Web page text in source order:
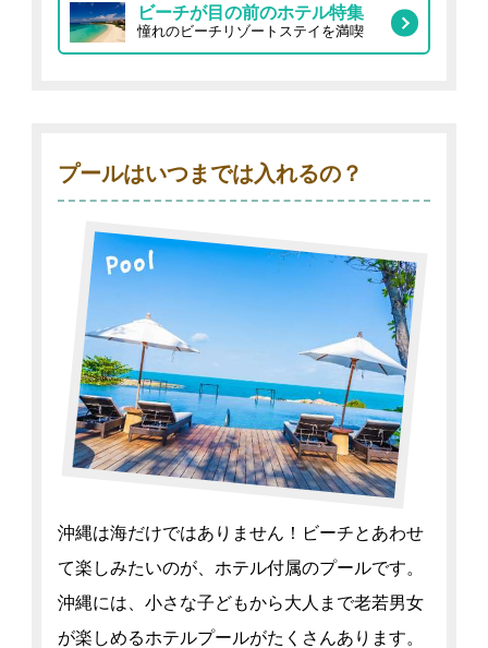
ビーチが目の前のホテル特集
憧れのビーチリゾートステイを満喫
プールはいつまでは入れるの？
沖縄は海だけではありません！ビーチとあわせ
て楽しみたいのが、ホテル付属のプールです。
沖縄には、小さな子どもから大人まで老若男女
が楽しめるホテルプールがたくさんあります。